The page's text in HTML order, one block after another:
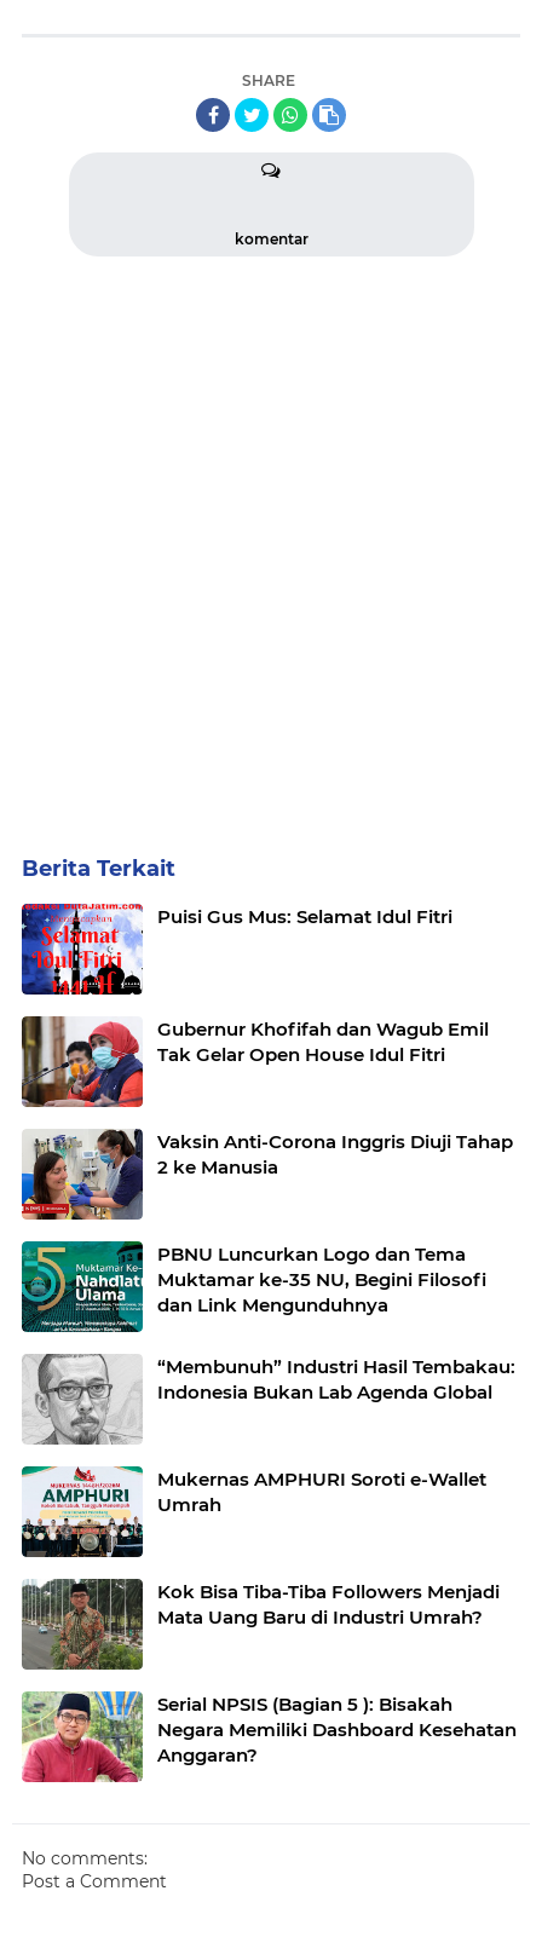
SHARE
komentar
Berita Terkait
Puisi Gus Mus: Selamat Idul Fitri
Gubernur Khofifah dan Wagub Emil
Tak Gelar Open House Idul Fitri
Vaksin Anti-Corona Inggris Diuji Tahap
2 ke Manusia
PBNU Luncurkan Logo dan Tema
Muktamar ke-35 NU, Begini Filosofi
dan Link Mengunduhnya
“Membunuh” Industri Hasil Tembakau:
Indonesia Bukan Lab Agenda Global
Mukernas AMPHURI Soroti e-Wallet
Umrah
Kok Bisa Tiba-Tiba Followers Menjadi
Mata Uang Baru di Industri Umrah?
Serial NPSIS (Bagian 5 ): Bisakah
Negara Memiliki Dashboard Kesehatan
Anggaran?
No comments:
Post a Comment